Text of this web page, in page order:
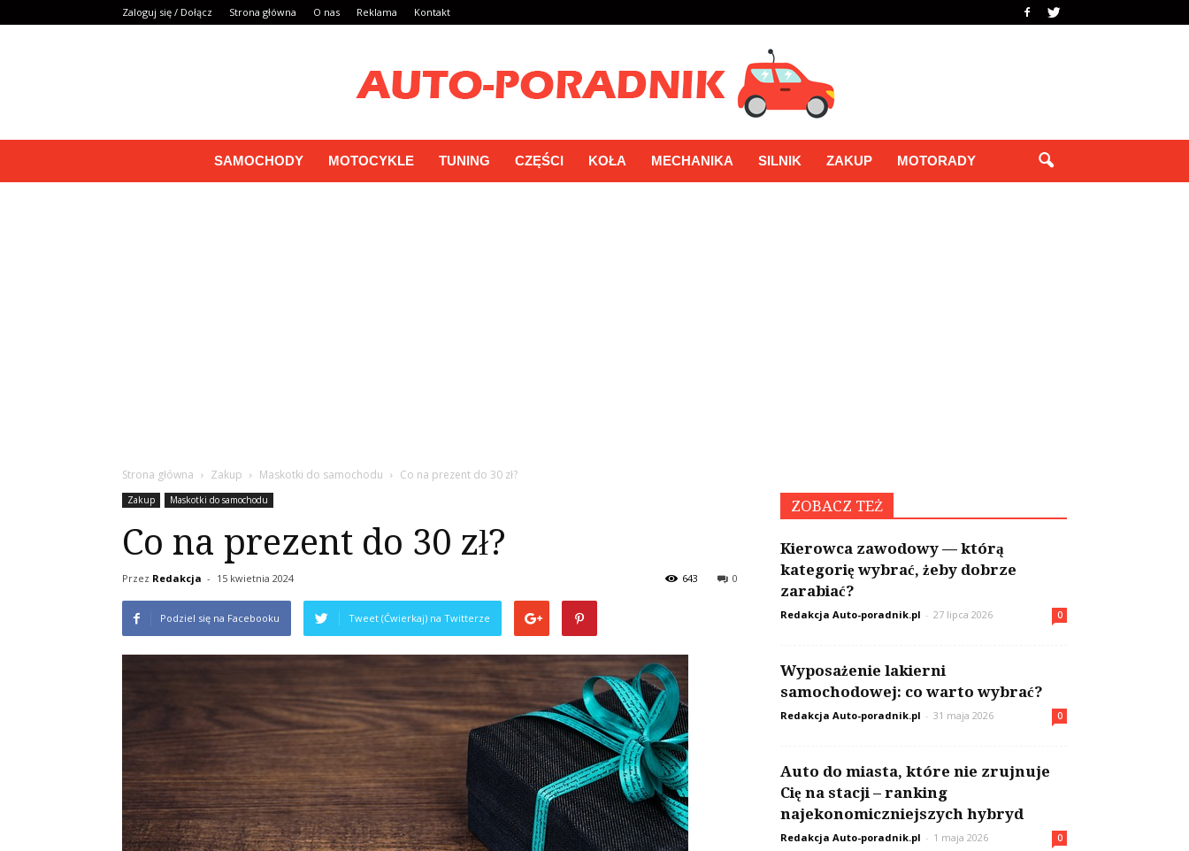
Zaloguj się / Dołącz Strona główna O nas Reklama Kontakt
SAMOCHODY MOTOCYKLE TUNING CZĘŚCI KOŁA MECHANIKA SILNIK ZAKUP MOTORADY
Strona główna Zakup Maskotki do samochodu Co na prezent do 30 zł?
Zakup Maskotki do samochodu
Co na prezent do 30 zł?
Przez Redakcja - 15 kwietnia 2024 0
643
Podziel się na Facebooku Tweet (Ćwierkaj) na Twitterze
ZOBACZ TEŻ
Kierowca zawodowy — którą
kategorię wybrać, żeby dobrze
zarabiać?
Redakcja Auto-poradnik.pl - 27 lipca 2026 0
Wyposażenie lakierni
samochodowej: co warto wybrać?
Redakcja Auto-poradnik.pl - 31 maja 2026 0
Auto do miasta, które nie zrujnuje
Cię na stacji – ranking
najekonomiczniejszych hybryd
Redakcja Auto-poradnik.pl - 1 maja 2026 0